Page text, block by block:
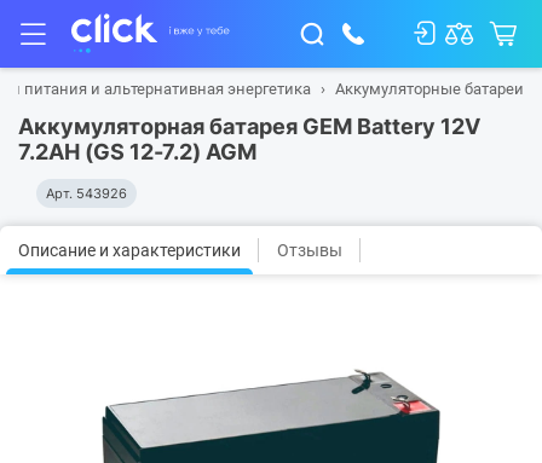
питания и альтернативная энергетика Аккумуляторные батареи
Аккумуляторная батарея GEM Battery 12V
7.2AH (GS 12-7.2) AGM
Арт. 543926
Описание и характеристики Отзывы